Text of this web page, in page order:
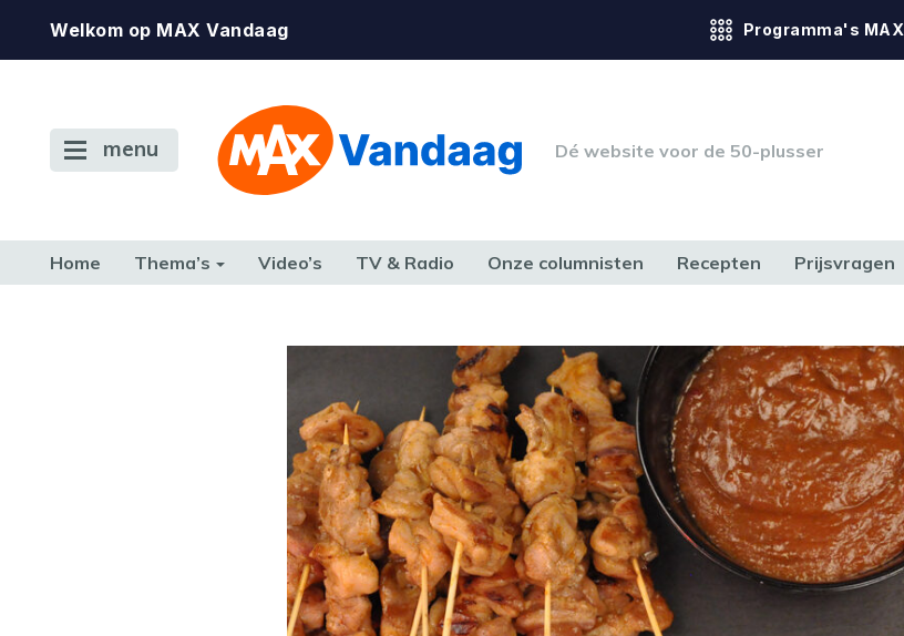
Welkom op MAX Vandaag Programma's MAX
menu Dé website voor de 50-plusser
Home Thema’s Video’s TV & Radio Onze columnisten Recepten Prijsvragen